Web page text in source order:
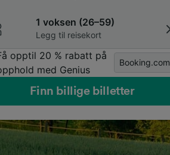
1 voksen (26–59)
Legg til reisekort
opptil 20 % rabatt på
med Genius
Booking.com
Finn billige billetter